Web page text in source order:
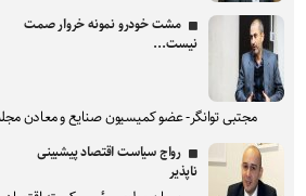
مشت خودرو نمونه خروار صمت
نیست...
مجتبی توانگر- عضو کمیسیون صنایع و معادن
رواج سیاست اقتصاد پیشبینی
ناپذیر